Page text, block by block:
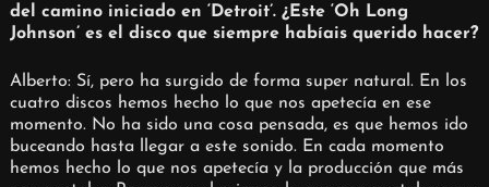
del camino iniciado en ‘Detroit’. ¿Este ‘Oh Long
Johnson’ es el disco que siempre habíais querido hacer?
Alberto: Sí, pero ha surgido de forma super natural. En los
cuatro discos hemos hecho lo que nos apetecía en ese
momento. No ha sido una cosa pensada, es que hemos ido
buceando hasta llegar a este sonido. En cada momento
hemos hecho lo que nos apetecía y la producción que más